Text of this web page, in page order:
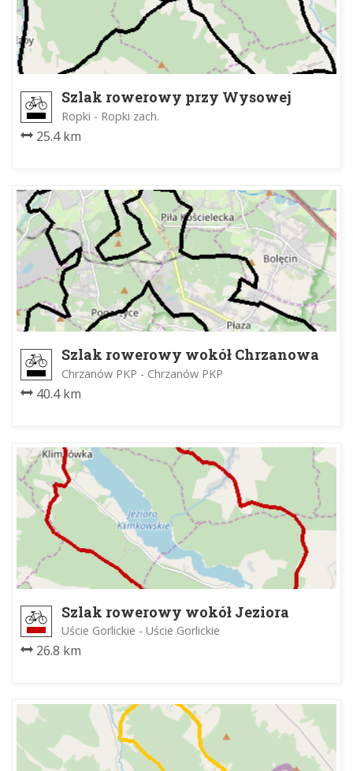
Szlak rowerowy przy Wysowej
Ropki - Ropki zach.
25.4 km
Szlak rowerowy wokół Chrzanowa
Chrzanów PKP - Chrzanów PKP
40.4 km
Szlak rowerowy wokół Jeziora
Klimkówka
Uście Gorlickie - Uście Gorlickie
26.8 km